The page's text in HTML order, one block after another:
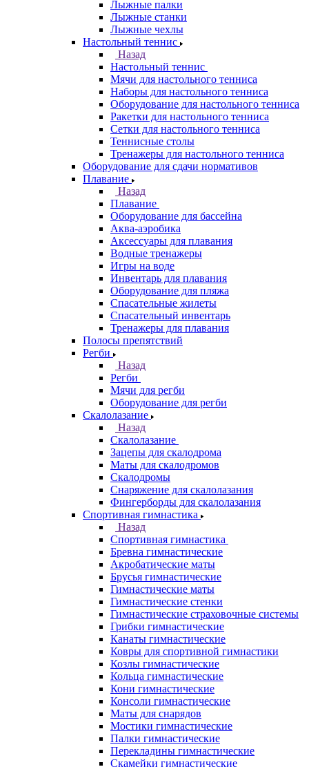
Лыжные палки
Лыжные станки
Лыжные чехлы
Настольный теннис
Назад
Настольный теннис
Мячи для настольного тенниса
Наборы для настольного тенниса
Оборудование для настольного тенниса
Ракетки для настольного тенниса
Сетки для настольного тенниса
Теннисные столы
Тренажеры для настольного тенниса
Оборудование для сдачи нормативов
Плавание
Назад
Плавание
Оборудование для бассейна
Аква-аэробика
Аксессуары для плавания
Водные тренажеры
Игры на воде
Инвентарь для плавания
Оборудование для пляжа
Спасательные жилеты
Спасательный инвентарь
Тренажеры для плавания
Полосы препятствий
Регби
Назад
Регби
Мячи для регби
Оборудование для регби
Скалолазание
Назад
Скалолазание
Зацепы для скалодрома
Маты для скалодромов
Скалодромы
Снаряжение для скалолазания
Фингерборды для скалолазания
Спортивная гимнастика
Назад
Спортивная гимнастика
Бревна гимнастические
Акробатические маты
Брусья гимнастические
Гимнастические маты
Гимнастические стенки
Гимнастические страховочные системы
Грибки гимнастические
Канаты гимнастические
Ковры для спортивной гимнастики
Козлы гимнастические
Кольца гимнастические
Кони гимнастические
Консоли гимнастические
Маты для снарядов
Мостики гимнастические
Палки гимнастические
Перекладины гимнастические
Скамейки гимнастические